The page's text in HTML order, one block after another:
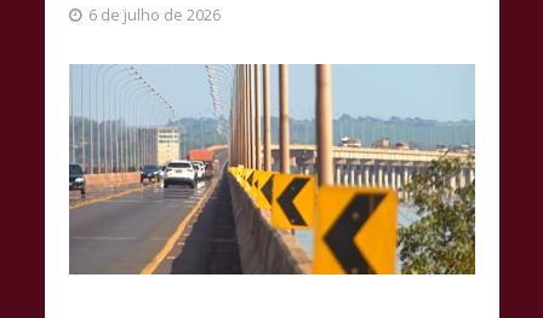
6 de julho de 2026